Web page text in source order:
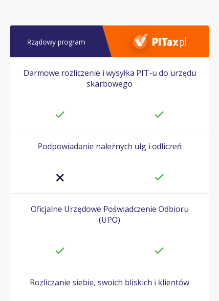
Rządowy program
Darmowe rozliczenie i wysyłka PIT-u do urzędu
skarbowego
Podpowiadanie należnych ulg i odliczeń
Oficjalne Urzędowe Poświadczenie Odbioru
(UPO)
Rozliczanie siebie, swoich bliskich i klientów